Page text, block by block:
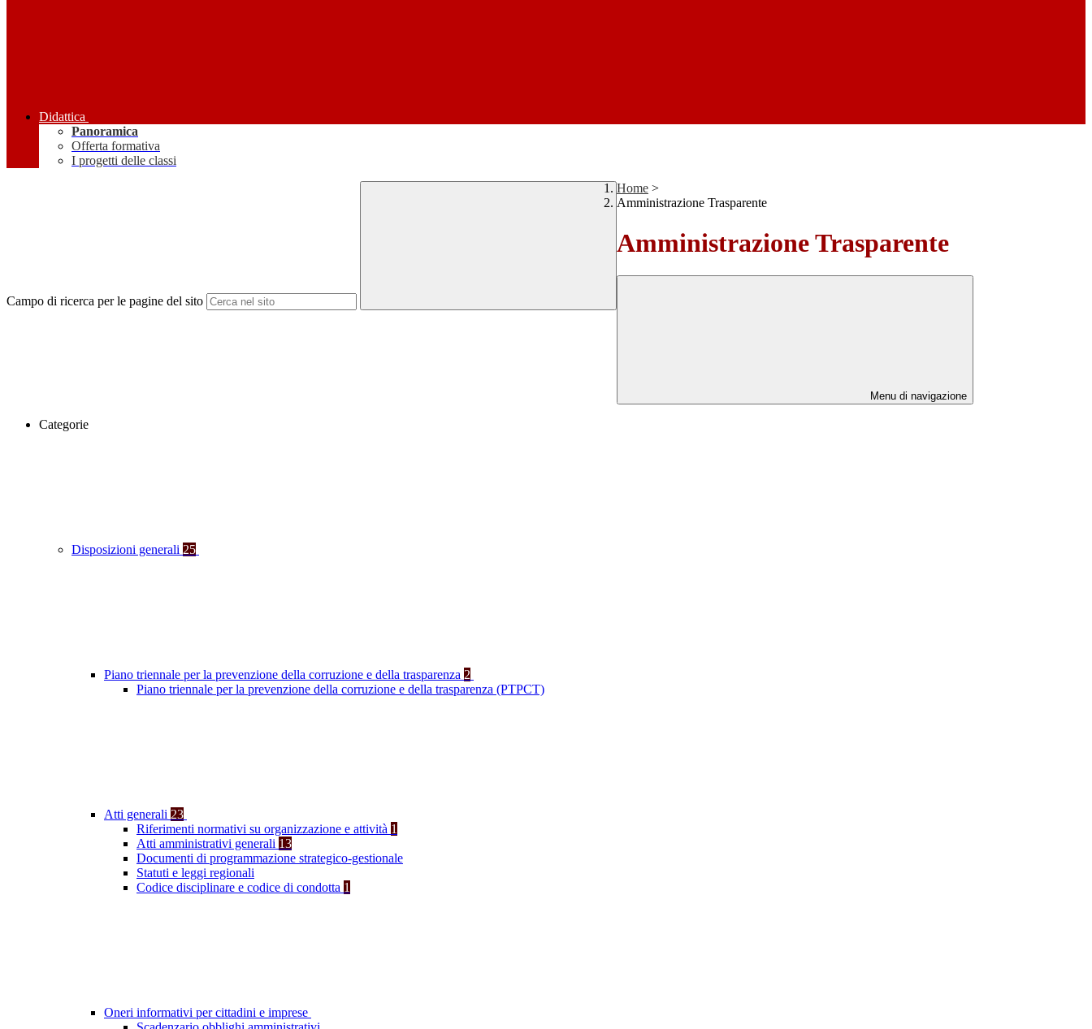
Didattica
Panoramica
Offerta formativa
I progetti delle classi
Campo di ricerca per le pagine del sito
Home >
Amministrazione Trasparente
Amministrazione Trasparente
Menu di navigazione
Categorie
Disposizioni generali 25
Piano triennale per la prevenzione della corruzione e della trasparenza 2
Piano triennale per la prevenzione della corruzione e della trasparenza (PTPCT)
Atti generali 23
Riferimenti normativi su organizzazione e attività 1
Atti amministrativi generali 13
Documenti di programmazione strategico-gestionale
Statuti e leggi regionali
Codice disciplinare e codice di condotta 1
Oneri informativi per cittadini e imprese